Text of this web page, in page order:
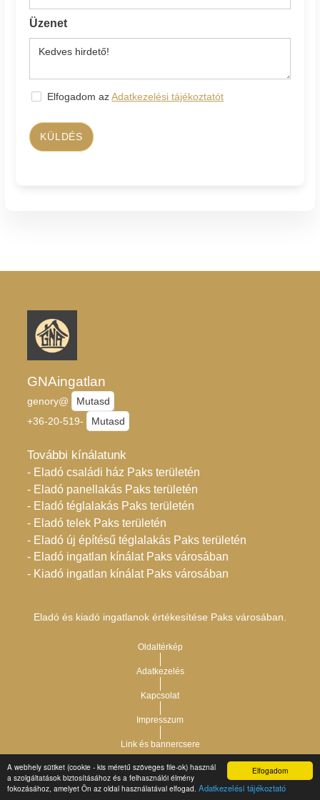
Elfogadom
A webhely sütiket (cookie - kis méretű szöveges file-ok) használ
a szolgáltatások biztosításához és a felhasználói élmény
fokozásához, amelyet Ön az oldal használatával elfogad. Adatkezelési tájékoztató
Üzenet
Elfogadom azAdatkezelési tájékoztatót
KÜLDÉS
GNAingatlan
genory@
Mutasd
+36-20-519-
Mutasd
További kínálatunk
- Eladó családi ház Paks területén
- Eladó panellakás Paks területén
- Eladó téglalakás Paks területén
- Eladó telek Paks területén
- Eladó új építésű téglalakás Paks területén
- Eladó ingatlan kínálat Paks városában
- Kiadó ingatlan kínálat Paks városában
Eladó és kiadó ingatlanok értékesítése Paks városában.
Oldaltérkép
Adatkezelés
Kapcsolat
Impresszum
Link és bannercsere
Copyright © 2021.Vár-Köz Kft. - Ingatlan nyilvántartó, ügyviteli és
adminisztrációs szoftver